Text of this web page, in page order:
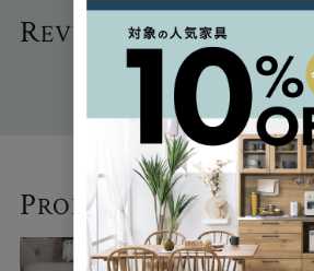
り摩擦に強く、カーペットに適した繊
・弾力性と耐久性により、風合いが長
・一本の繊維が長い「長繊維」なので
また、吸水性が少なく乾きが早いため
にも強く、保管もしやすくなっていま
◎多彩な機能性
【ホットカバーOK】
REVIEW - お客さまの声 -
PRODUCTS- 関連商品 -